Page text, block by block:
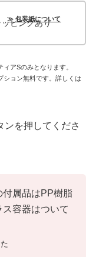
≫ 包装紙について
ッピングあり
アSのみとなります。
ョン無料です。詳しくは
ンを押してくださ
付属品はPP樹脂
容器はついて